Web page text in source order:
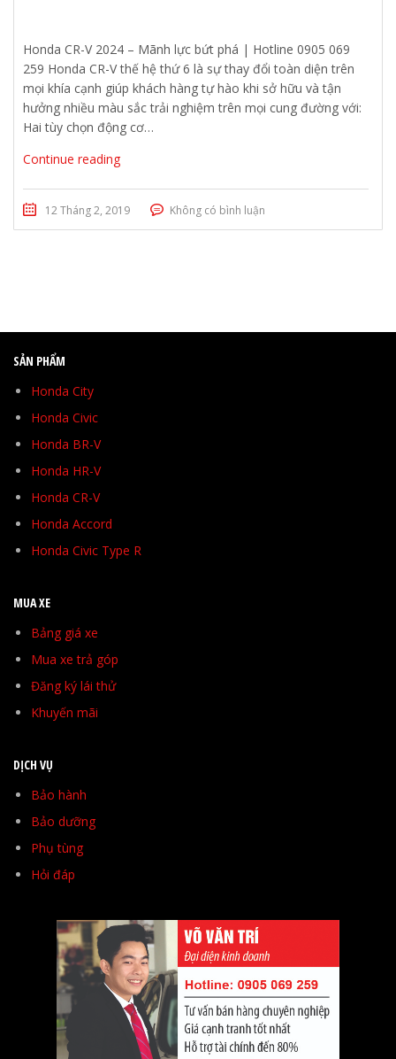
Honda CR-V 2024 – Mãnh lực bứt phá | Hotline 0905 069
259 Honda CR-V thế hệ thứ 6 là sự thay đổi toàn diện trên
mọi khía cạnh giúp khách hàng tự hào khi sở hữu và tận
hưởng nhiều màu sắc trải nghiệm trên mọi cung đường với:
Hai tùy chọn động cơ…
Continue reading
12 Tháng 2, 2019 Không có bình luận
SẢN PHẨM
Honda City
Honda Civic
Honda BR-V
Honda HR-V
Honda CR-V
Honda Accord
Honda Civic Type R
MUA XE
Bảng giá xe
Mua xe trả góp
Đăng ký lái thử
Khuyến mãi
DỊCH VỤ
Bảo hành
Bảo dưỡng
Phụ tùng
Hỏi đáp